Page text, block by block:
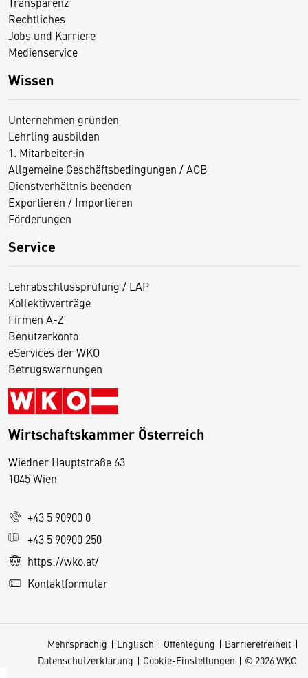
Rechtliches
Jobs und Karriere
Medienservice
Wissen
Unternehmen gründen
Lehrling ausbilden
1. Mitarbeiter:in
Allgemeine Geschäftsbedingungen / AGB
Dienstverhältnis beenden
Exportieren / Importieren
Förderungen
Service
Lehrabschlussprüfung / LAP
Kollektivverträge
Firmen A-Z
Benutzerkonto
eServices der WKO
Betrugswarnungen
Wirtschaftskammer Österreich
Wiedner Hauptstraße 63
1045 Wien
+43 5 90900 0
+43 5 90900 250
https://wko.at/
Kontaktformular
Mehrsprachig Englisch Offenlegung
Barrierefreiheit
Datenschutzerklärung
Cookie-Einstellungen © 2026 WKO
D
s
e
S
e